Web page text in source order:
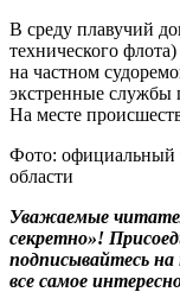
В среду плавучий
технического
на частном
экстренные
На месте
Фото: официальный
области
Уважаемые
секретно»!
подписывайтесь
все самое